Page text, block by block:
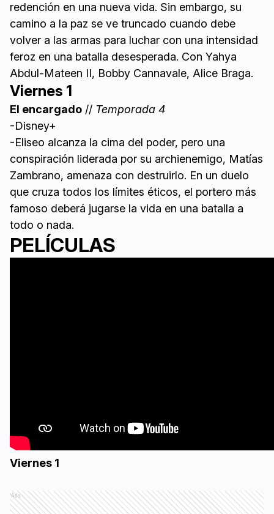
redención en una nueva vida. Sin embargo, su
camino a la paz se ve truncado cuando debe
volver a las armas para luchar con una intensidad
feroz en una batalla desesperada. Con Yahya
Abdul-Mateen II, Bobby Cannavale, Alice Braga.
Viernes 1
El encargado // Temporada 4
-Disney+
-Eliseo alcanza la cima del poder, pero una
conspiración liderada por su archienemigo, Matías
Zambrano, amenaza con destruirlo. En un duelo
que cruza todos los límites éticos, el portero más
famoso deberá jugarse la vida en una batalla a
todo o nada.
PELÍCULAS
Viernes 1
Ads